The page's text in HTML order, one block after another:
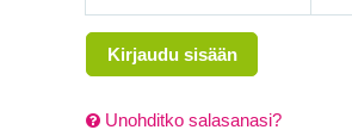
Kirjaudu sisään
Unohditko salasanasi?